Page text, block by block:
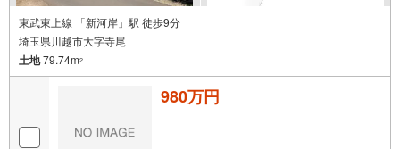
東武東上線 「新河岸」駅 徒歩9分
埼玉県川越市大字寺尾
土地79.74m2
980万円